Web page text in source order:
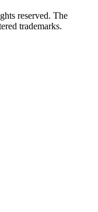
reserved. The
trademarks.